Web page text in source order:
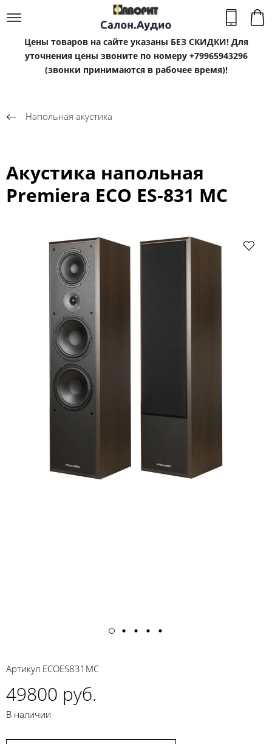
Цены товаров на сайте указаны БЕЗ СКИДКИ! Для
уточнения цены звоните по номеру +79965943296
(звонки принимаются в рабочее время)!
Напольная акустика
Акустика напольная
Premiera ECO ES-831 MC
Артикул ECOES831MC
49800 руб.
В наличии